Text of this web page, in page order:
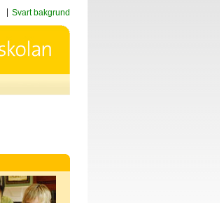
Svart bakgrund